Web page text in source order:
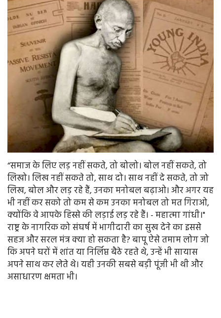
“समाज के लिए लड़ नहीं सकते, तो बोलो। बोल नहीं सकते, तो
लिखो। लिख नहीं सकते तो, साथ दो। साथ नहीं दे सकते, तो जो
लिख, बोल और लड़ रहे हैं, उनका मनोबल बढ़ाओ। और अगर यह
भी नहीं कर सको तो कम से कम उनका मनोबल तो मत गिराओ,
क्योंकि वे आपके हिस्से की लड़ाई लड़ रहे हैं। - महात्मा गांधी।"
राष्ट्र के नागरिक को संघर्ष में भागीदारी का सुख देने का इससे
सहज और सरल मंत्र क्या हो सकता है? बापू ऐसे तमाम लोग जो
कि अपने घरों में शांत या निर्लिप्त बैठे रहते थे, उन्हें भी सायास
अपने साथ कर लेते थे। यही उनकी सबसे बड़ी पूंजी भी थी और
असाधारण क्षमता भी।